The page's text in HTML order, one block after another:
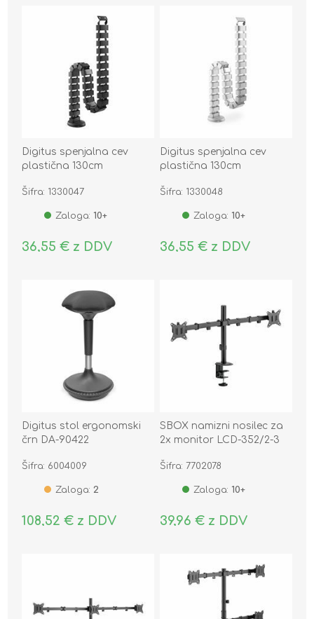
Digitus spenjalna cev
plastična 130cm
Šifra: 1330047
Zaloga: 10+
36,55 € z DDV
Digitus spenjalna cev
plastična 130cm
90506
Šifra: 1330048
Zaloga: 10+
36,55 € z DDV
Digitus stol ergonomski
črn DA-90422
Šifra: 6004009
Zaloga: 2
108,52 € z DDV
SBOX namizni nosilec za
2x monitor LCD-352/2-3
Šifra: 7702078
Zaloga: 10+
39,96 € z DDV